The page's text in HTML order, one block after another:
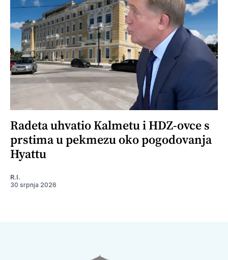
Radeta uhvatio Kalmetu i HDZ-ovce s
prstima u pekmezu oko pogodovanja
Hyattu
R.I.
30 srpnja 2026